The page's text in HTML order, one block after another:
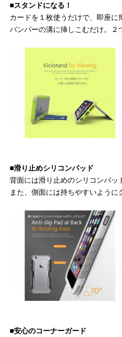
■スタンドになる！
カードを１枚使うだけで、即座に
バンパーの溝に挿しこむだけ。２
■滑り止めシリコンパッド
背面には滑り止めのシリコンパッ
また、側面には持ちやすいように
■安心のコーナーガード